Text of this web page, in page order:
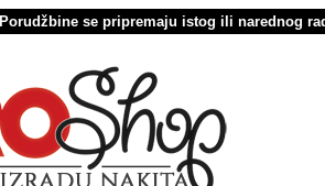
Porudžbine se pripremaju istog ili narednog